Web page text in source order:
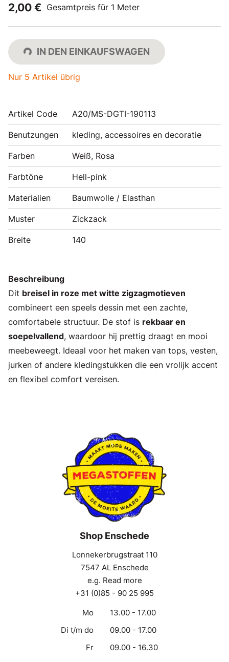
2,00 € Gesamtpreis für 1 Meter
IN DEN EINKAUFSWAGEN
Nur 5 Artikel übrig
Artikel Code A20/MS-DGTI-190113
Benutzungen kleding, accessoires en decoratie
Farben Weiß, Rosa
Farbtöne Hell-pink
Materialien Baumwolle / Elasthan
Muster Zickzack
Breite 140
Beschreibung
Dit breisel in roze met witte zigzagmotieven
combineert een speels dessin met een zachte,
comfortabele structuur. De stof is rekbaar en
soepelvallend, waardoor hij prettig draagt en mooi
meebeweegt. Ideaal voor het maken van tops, vesten,
jurken of andere kledingstukken die een vrolijk accent
en flexibel comfort vereisen.
Shop Enschede
Lonnekerbrugstraat 110
7547 AL Enschede
e.g. Read more
+31 (0)85 - 90 25 995
Mo
13.00 - 17.00
Di t/m do
09.00 - 17.00
Fr
09.00 - 16.30